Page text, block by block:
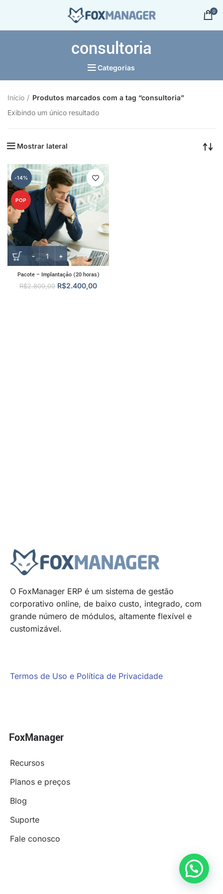
0
consultoria
Categorias
Início
Produtos marcados com a tag “consultoria”
Exibindo um único resultado
Mostrar lateral
-14%
POP
Pacote – Implantação (20 horas)
R$2.800,00 R$2.400,00
O FoxManager ERP é um sistema de gestão
corporativo online, de baixo custo, integrado, com
grande número de módulos, altamente flexível e
customizável.
Termos de Uso e Política de Privacidade
FoxManager
Recursos
Planos e preços
Blog
Suporte
Fale conosco